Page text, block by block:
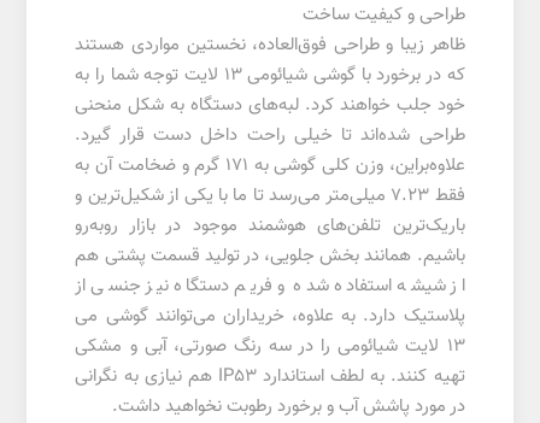
طراحی و کیفیت ساخت
ظاهر زیبا و طراحی فوق‌العاده، نخستین مواردی هستند
که در برخورد با گوشی شیائومی 13 لایت توجه شما را به
خود جلب خواهند کرد. لبه‌های دستگاه به شکل منحنی
طراحی شده‌اند تا خیلی راحت داخل دست قرار گیرد.
علاوه‌براین، وزن کلی گوشی به 171 گرم و ضخامت آن به
فقط 7.23 میلی‌متر می‌رسد تا ما با یکی از شکیل‌ترین و
باریک‌ترین تلفن‌های هوشمند موجود در بازار روبه‌رو
باشیم. همانند بخش جلویی، در تولید قسمت پشتی هم
از شیشه استفاده شده و فریم دستگاه نیز جنسی از
پلاستیک دارد. به علاوه، خریداران می‌توانند گوشی می
13 لایت شیائومی را در سه رنگ صورتی، آبی و مشکی
تهیه کنند. به لطف استاندارد IP53 هم نیازی به نگرانی
در مورد پاشش آب و برخورد رطوبت نخواهید داشت.